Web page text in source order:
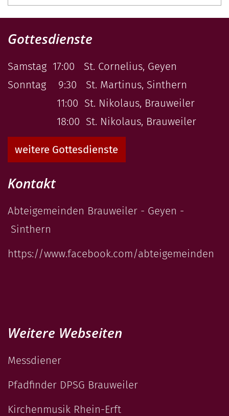
Gottesdienste
Samstag 17:00 St. Cornelius, Geyen
Sonntag 9:30 St. Martinus, Sinthern
11:00 St. Nikolaus, Brauweiler
18:00 St. Nikolaus, Brauweiler
weitere Gottesdienste
Kontakt
Abteigemeinden Brauweiler - Geyen -
Sinthern
https://www.facebook.com/abteigemeinden
Weitere Webseiten
Messdiener
Pfadfinder DPSG Brauweiler
Kirchenmusik Rhein-Erft